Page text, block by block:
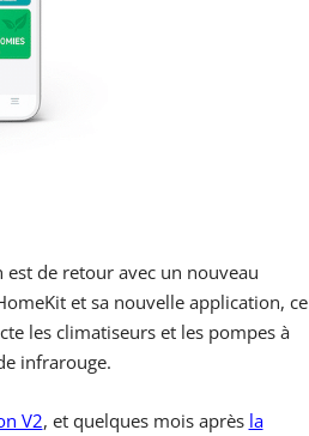
de retour avec un nouveau
et sa nouvelle application, ce
les climatiseurs et les pompes à
infrarouge.
V2, et quelques mois après la